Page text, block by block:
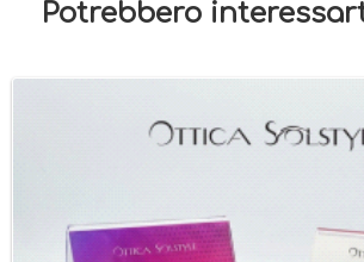
Potrebbero